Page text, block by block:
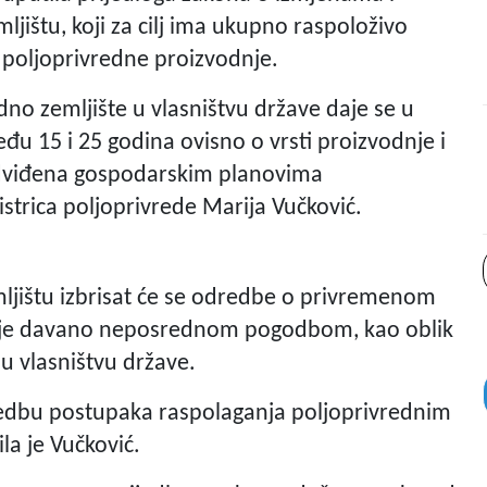
koji za cilj ima ukupno raspoloživo
proizvodnje.
zemljište u vlasništvu države daje se u
15 i 25 godina ovisno o vrsti proizvodnje i
gospodarskim planovima
poljoprivrede Marija Vučković.
izbrisat će se odredbe o privremenom
davano neposrednom pogodbom, kao oblik
vlasništvu države.
postupaka raspolaganja poljoprivrednim
je Vučković.